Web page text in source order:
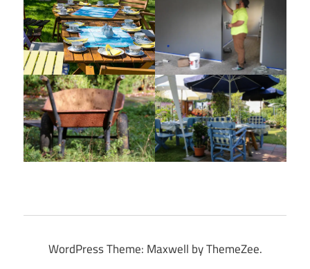
WordPress Theme: Maxwell by ThemeZee.